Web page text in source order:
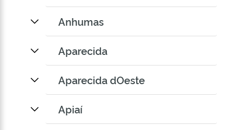
Anhumas
Aparecida
Aparecida dOeste
Apiaí